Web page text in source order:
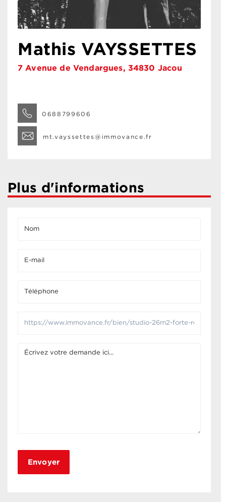
Mathis VAYSSETTES
7 Avenue de Vendargues, 34830 Jacou
0688799606
mt.vayssettes@immovance.fr
Plus d'informations